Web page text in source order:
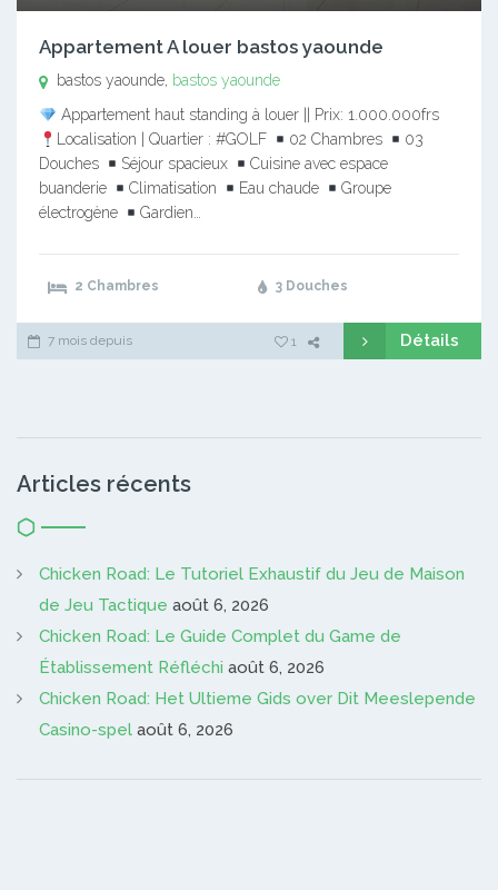
Appartement A louer bastos yaounde
bastos yaounde, bastos yaounde
Appartement haut standing à louer || Prix: 1.000.000frs
Localisation | Quartier : #GOLF
02 Chambres
03
Douches
Séjour spacieux
Cuisine avec espace
buanderie
Climatisation Eau chaude
Groupe
électrogène
Gardien…
2 Chambres 3 Douches
7 mois depuis 1 Détails
Articles récents
Chicken Road: Le Tutoriel Exhaustif du Jeu de Maison
de Jeu Tactique août 6, 2026
Chicken Road: Le Guide Complet du Game de
Établissement Réfléchi août 6, 2026
Chicken Road: Het Ultieme Gids over Dit Meeslepende
Casino-spel août 6, 2026